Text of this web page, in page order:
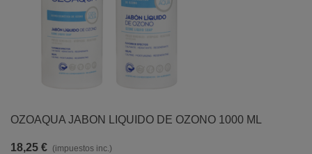
OZOAQUA JABON LIQUIDO DE OZONO 1000 ML
18,25 € (impuestos inc.)